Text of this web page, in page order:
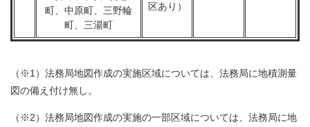
町、中原町、三野輪
町、三湯町
区あり）
（※1）法務局地図作成の実施区域については、法務局に地積測量
図の備え付け無し。
（※2）法務局地図作成の実施の一部区域については、法務局に地